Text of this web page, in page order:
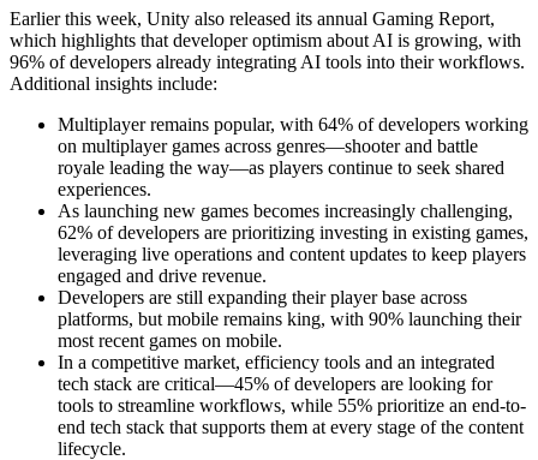
Earlier this week, Unity also released its annual Gaming Report,
which highlights that developer optimism about AI is growing, with
96% of developers already integrating AI tools into their workflows.
Additional insights include:
Multiplayer remains popular, with 64% of developers working
on multiplayer games across genres—shooter and battle
royale leading the way—as players continue to seek shared
experiences.
As launching new games becomes increasingly challenging,
62% of developers are prioritizing investing in existing games,
leveraging live operations and content updates to keep players
engaged and drive revenue.
Developers are still expanding their player base across
platforms, but mobile remains king, with 90% launching their
most recent games on mobile.
In a competitive market, efficiency tools and an integrated
tech stack are critical—45% of developers are looking for
tools to streamline workflows, while 55% prioritize an end-to-
end tech stack that supports them at every stage of the content
lifecycle.